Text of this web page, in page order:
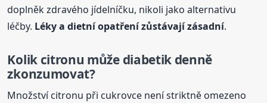
doplněk zdravého jídelníčku, nikoli jako alternativu
léčby. Léky a dietní opatření zůstávají zásadní.
Kolik citronu může diabetik denně
zkonzumovat?
Množství citronu při cukrovce není striktně omezeno